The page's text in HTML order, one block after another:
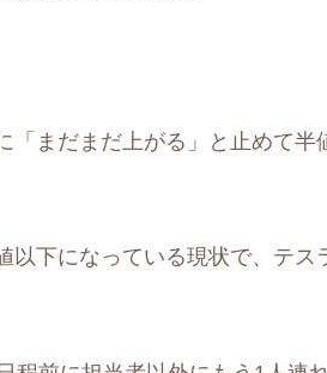
まだまだ上がる」と止めて半
下になっている現状で、テス